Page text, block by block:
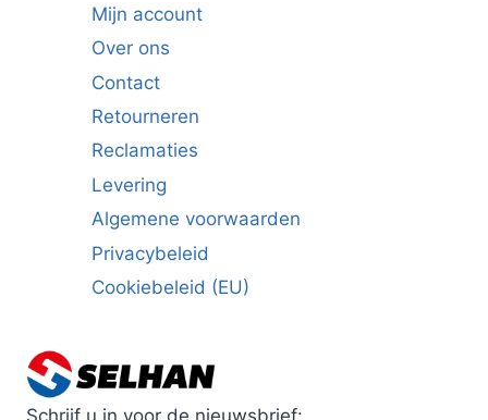
Mijn account
Over ons
Contact
Retourneren
Reclamaties
Levering
Algemene voorwaarden
Privacybeleid
Cookiebeleid (EU)